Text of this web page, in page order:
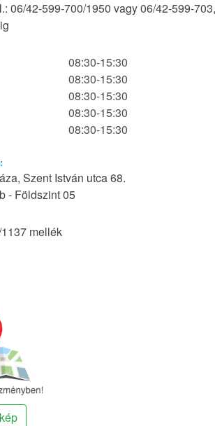
06/42-599-700/1950 vagy 06/42-599-
08:30-15:30
08:30-15:30
08:30-15:30
08:30-15:30
08:30-15:30
Szent István utca 68.
- Földszint 05
mellék